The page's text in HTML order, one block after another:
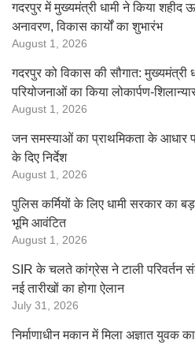
गदरपुर में मुख्यमंत्री धामी ने किया शहीद
अनावरण, विकास कार्यों का शुभारंभ
August 1, 2026
गदरपुर को विकास की सौगात: मुख्यमंत्री
परियोजनाओं का किया लोकार्पण-
August 1, 2026
जन समस्याओं का प्राथमिकता के आधार
के दिए निर्देश
August 1, 2026
पुलिस कर्मियों के लिए धामी सरकार का
भूमि आवंटित
August 1, 2026
SIR के चलते कांग्रेस ने टाली परिवर्तन
नई तारीखों का होगा ऐलान
July 31, 2026
निर्माणाधीन मकान में मिला अज्ञात युवक